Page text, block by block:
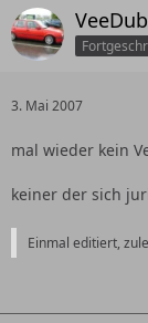
3. Mai 2007
mal wieder kein
keiner der sich
Einmal editiert,